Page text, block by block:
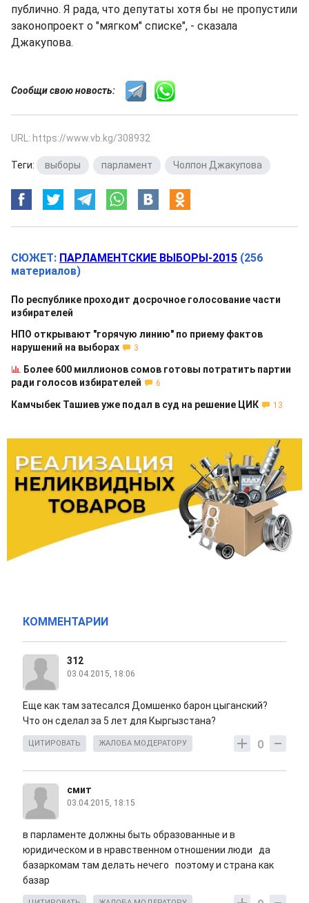
публично. Я рада, что депутаты хотя бы не пропустили
законопроект о "мягком" списке", - сказала
Джакупова.
Сообщи свою новость:
URL: https://www.vb.kg/308932
Теги: выборы парламент Чолпон Джакупова
СЮЖЕТ: ПАРЛАМЕНТСКИЕ ВЫБОРЫ-2015 (256
материалов)
По республике проходит досрочное голосование части
избирателей
НПО открывают "горячую линию" по приему фактов
нарушений на выборах
3
Более 600 миллионов сомов готовы потратить партии
ради голосов избирателей
6
Камчыбек Ташиев уже подал в суд на решение ЦИК 13
КОММЕНТАРИИ
312
03.04.2015, 18:06
Еще как там затесался Домшенко барон цыганский?
Что он сделал за 5 лет для Кыргызстана?
0
ЦИТИРОВАТЬ ЖАЛОБА МОДЕРАТОРУ
смит
03.04.2015, 18:15
в парламенте должны быть образованные и в
юридическом и в нравственном отношении люди да
базаркомам там делать нечего поэтому и страна как
базар